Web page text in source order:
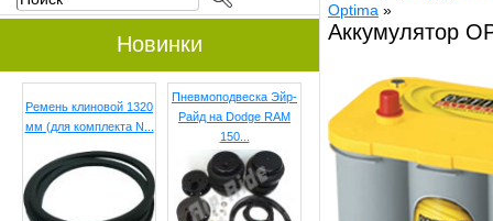
Новинки
Ремень клиновой 1320
мм (для комплекта N...
Пневмоподвеска Эйр-
Райд на Dodge RAM
150...
Optima »
Аккумулятор